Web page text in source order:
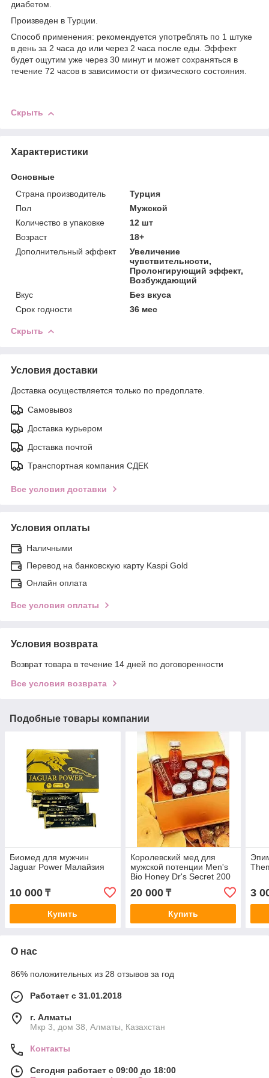
диабетом.
Произведен в Турции.
Способ применения: рекомендуется употреблять по 1 штуке
в день за 2 часа до или через 2 часа после еды. Эффект
будет ощутим уже через 30 минут и может сохраняться в
течение 72 часов в зависимости от физического состояния.
Скрыть
Характеристики
Основные
Страна производитель
Турция
Пол
Мужской
Количество в упаковке
12 шт
Возраст
18+
Дополнительный эффект
Увеличение
чувствительности,
Пролонгирующий эффект,
Возбуждающий
Вкус
Без вкуса
Срок годности
36 мес
Скрыть
Условия доставки
Доставка осуществляется только по предоплате.
Самовывоз
Доставка курьером
Доставка почтой
Транспортная компания СДЕК
Все условия доставки
Условия оплаты
Наличными
Перевод на банковскую карту Kaspi Gold
Онлайн оплата
Все условия оплаты
Условия возврата
Возврат товара в течение 14 дней по договоренности
Все условия возврата
Подобные товары компании
Биомед для мужчин
Jaguar Power Малайзия
10 000 ₸
Купить
Королевский мед для
мужской потенции Men's
Bio Honey Dr's Secret 200
мл, Малайзия
20 000₸
Купить
3
О нас
86% положительных из 28 отзывов за год
Работает с 31.01.2018
г. Алматы
Мкр 3, дом 38, Алматы, Казахстан
Контакты
Сегодня работает с 09:00 до 18:00